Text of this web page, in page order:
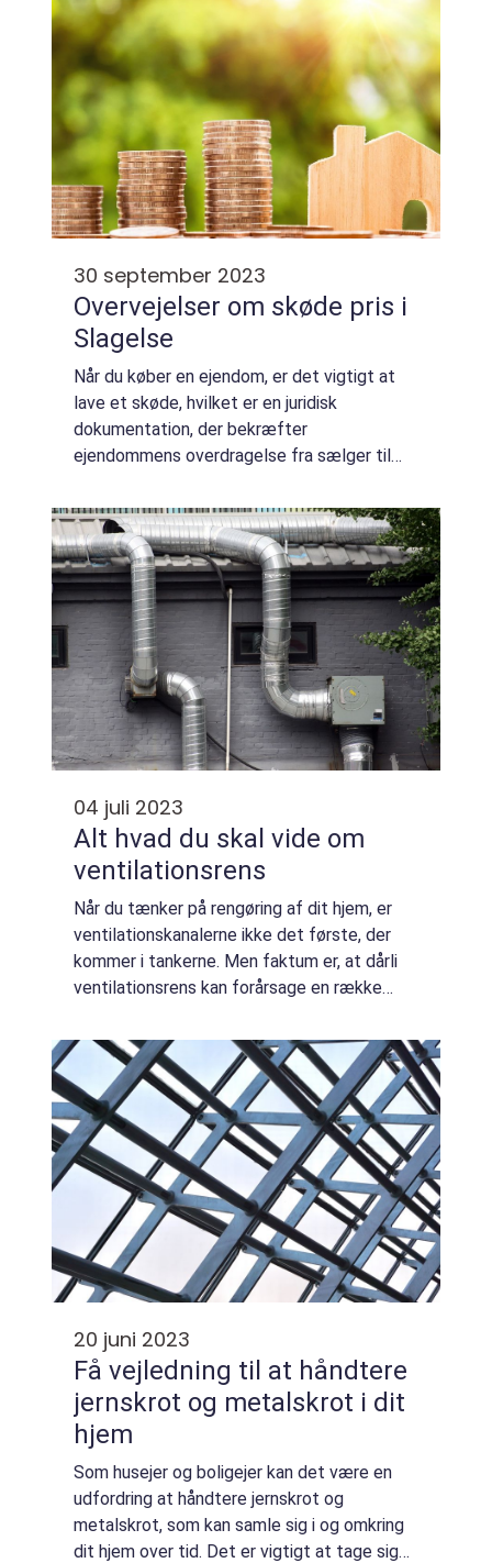
30 september 2023
Overvejelser om skøde pris i
Slagelse
Når du køber en ejendom, er det vigtigt at
lave et skøde, hvilket er en juridisk
dokumentation, der bekræfter
ejendommens overdragelse fra sælger til
hus, e...
04 juli 2023
Alt hvad du skal vide om
ventilationsrens
Når du tænker på rengøring af dit hjem, er
ventilationskanalerne ikke det første, der
kommer i tankerne. Men faktum er, at dårli
ventilationsrens kan forårsage en række
20 juni 2023
Få vejledning til at håndtere
jernskrot og metalskrot i dit
hjem
Som husejer og boligejer kan det være en
udfordring at håndtere jernskrot og
metalskrot, som kan samle sig i og omkring
dit hjem over tid. Det er vigtigt at tage sig